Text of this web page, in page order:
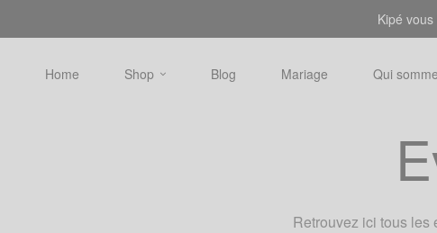
Kipé
Home Shop Blog Mariage Qui
Retrouvez ici tous les